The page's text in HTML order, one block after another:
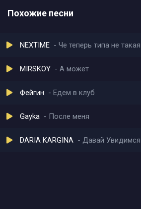
Похожие песни
NEXTIME Че теперь типа не такая
MIRSKOY А может
Фейгин Едем в клуб
Gayka После меня
DARIA KARGINA Давай Увидимся